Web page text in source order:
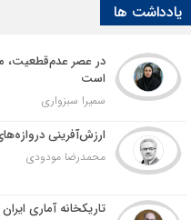
یادداشت ها
در عصر عدم‌قطعیت،
است
سمیرا سبزواری
ارزش‌آفرینی
محمدرضا مودودی
تاریکخانه آماری ایران